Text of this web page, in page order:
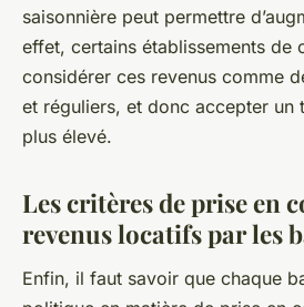
saisonnière peut permettre
effet, certains établissements de
considérer ces revenus comme
et réguliers, et donc accepter un
plus élevé.
Les critères de prise en
revenus locatifs par les
Enfin, il faut savoir que chaque